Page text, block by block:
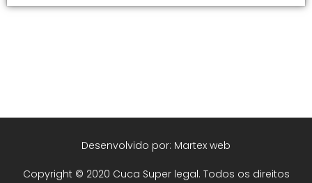
Copyright © 2020 Cuca Super legal. Todos os direitos
Desenvolvido por: Martex web